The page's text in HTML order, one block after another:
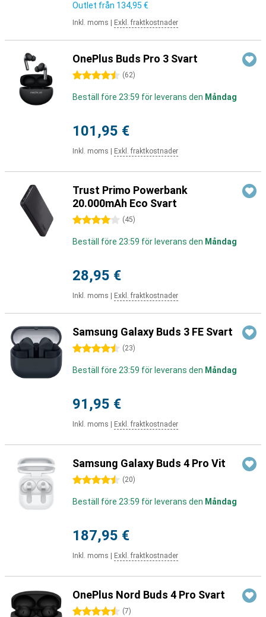
Outlet från 134,95 €
Inkl. moms Exkl. fraktkostnader
OnePlus Buds Pro 3 Svart
4.5 stjärnor (62)
Beställ före 23:59 för leverans den Måndag
101,95 €
Inkl. moms Exkl. fraktkostnader
Trust Primo Powerbank
20.000mAh Eco Svart
4 stjärnor (45)
Beställ före 23:59 för leverans den Måndag
28,95 €
Inkl. moms Exkl. fraktkostnader
Samsung Galaxy Buds 3 FE Svart
4.5 stjärnor (23)
Beställ före 23:59 för leverans den Måndag
91,95 €
Inkl. moms Exkl. fraktkostnader
Samsung Galaxy Buds 4 Pro Vit
4.5 stjärnor (20)
Beställ före 23:59 för leverans den Måndag
187,95 €
Inkl. moms Exkl. fraktkostnader
OnePlus Nord Buds 4 Pro Svart
4.5 stjärnor (7)